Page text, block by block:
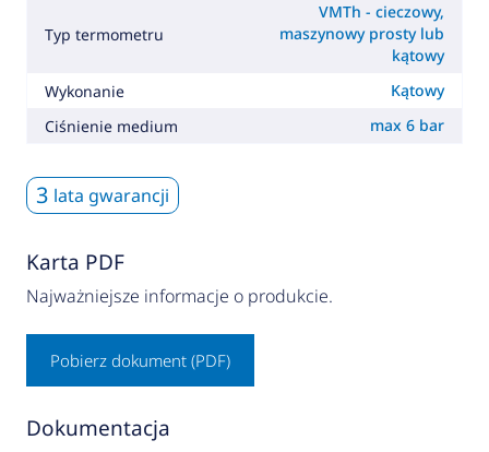
Typ termometru
VMTh - cieczowy,
maszynowy prosty lub
kątowy
Wykonanie
Kątowy
Ciśnienie medium
max 6 bar
3 lata gwarancji
Karta PDF
Najważniejsze informacje o produkcie.
Pobierz dokument (PDF)
Dokumentacja